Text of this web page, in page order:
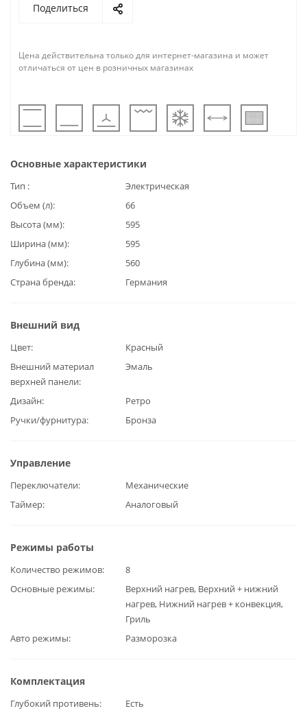
Поделиться
Цена действительна только для интернет-магазина и может
отличаться от цен в розничных магазинах
Основные характеристики
Тип
Электрическая
Объем (л)
66
Высота (мм)
595
Ширина (мм)
595
Глубина (мм)
560
Страна бренда
Германия
Внешний вид
Цвет
Красный
Внешний материал
верхней панели
Эмаль
Дизайн
Ретро
Ручки/фурнитура
Бронза
Управление
Переключатели
Механические
Таймер
Аналоговый
Режимы работы
Количество режимов
8
Основные режимы
Верхний нагрев, Верхний + нижний
нагрев, Нижний нагрев + конвекция,
Гриль
Авто режимы
Разморозка
Комплектация
Глубокий противень
Есть